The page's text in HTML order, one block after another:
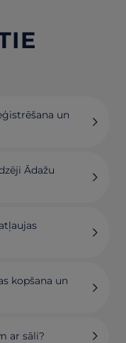
un
Ādažu
kopšana un
ar sāli?